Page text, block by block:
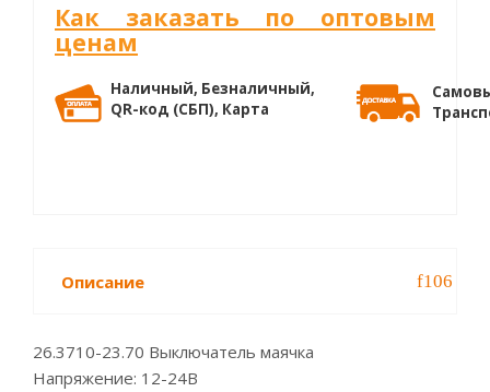
Как заказать по оптовым
ценам
Наличный, Безналичный,
QR-код (СБП), Карта
Описание
26.3710-23.70 Выключатель маячка
Напряжение: 12-24В